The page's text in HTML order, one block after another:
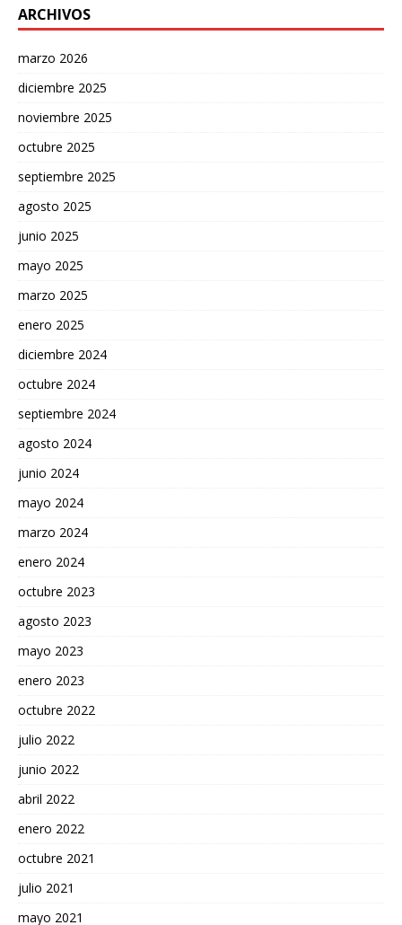
ARCHIVOS
marzo 2026
diciembre 2025
noviembre 2025
octubre 2025
septiembre 2025
agosto 2025
junio 2025
mayo 2025
marzo 2025
enero 2025
diciembre 2024
octubre 2024
septiembre 2024
agosto 2024
junio 2024
mayo 2024
marzo 2024
enero 2024
octubre 2023
agosto 2023
mayo 2023
enero 2023
octubre 2022
julio 2022
junio 2022
abril 2022
enero 2022
octubre 2021
julio 2021
mayo 2021